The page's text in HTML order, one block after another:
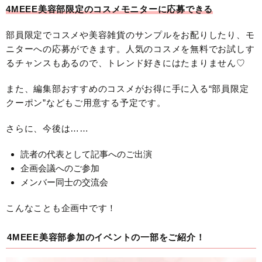
4MEEE美容部限定のコスメモニターに応募できる
部員限定でコスメや美容雑貨のサンプルをお配りしたり、モ
ニターへの応募ができます。人気のコスメを無料でお試しす
るチャンスもあるので、トレンド好きにはたまりません♡
また、編集部おすすめのコスメがお得に手に入る“部員限定
クーポン”などもご用意する予定です。
さらに、今後は……
読者の代表として記事へのご出演
企画会議へのご参加
メンバー同士の交流会
こんなことも企画中です！
4MEEE美容部参加のイベントの一部をご紹介！